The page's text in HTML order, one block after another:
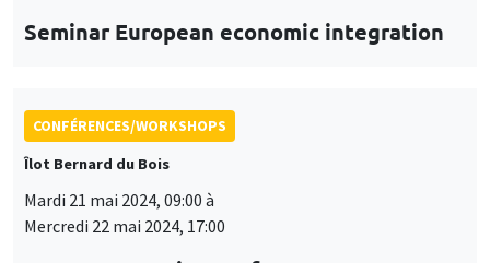
Seminar European economic integration
CONFÉRENCES/WORKSHOPS
Îlot Bernard du Bois
Mardi 21 mai 2024, 09:00 à
Mercredi 22 mai 2024, 17:00